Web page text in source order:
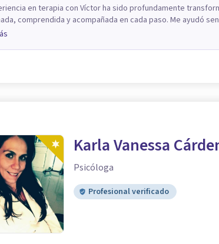
en terapia con Víctor ha sido profundamente
comprendida y acompañada en cada paso. Me ayudó
Karla Vanessa
Psicóloga
Profesional verificado